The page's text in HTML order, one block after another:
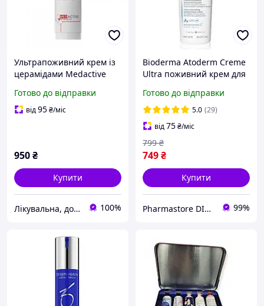
Ультрапоживний крем із
церамідами Medactive
omega & ceramides , 50мл
Готово до відправки
від95₴/міс
950₴
Купити
Лікувальна, доглядова та професійна косметика 100%
Bioderma Atoderm Creme
Ultra поживний крем для
сухої чутливої шкіри ,
500мл
Готово до відправки
5.0 (29)
від75₴/міс
749₴
799 ₴
Купити
Pharmastore DISCOUNT 99%